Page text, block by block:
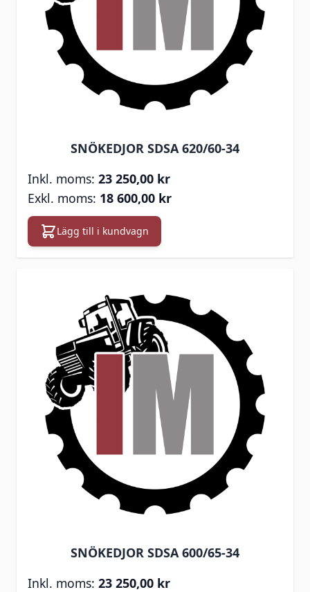
SNÖKEDJOR SDSA 620/60-34
23 250,00 kr
18 600,00 kr
Lägg till i kundvagn
SNÖKEDJOR SDSA 600/65-34
23 250,00 kr